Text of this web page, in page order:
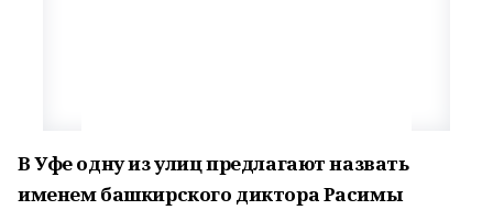
В Уфе одну из улиц предлагают назвать
именем башкирского диктора Расимы